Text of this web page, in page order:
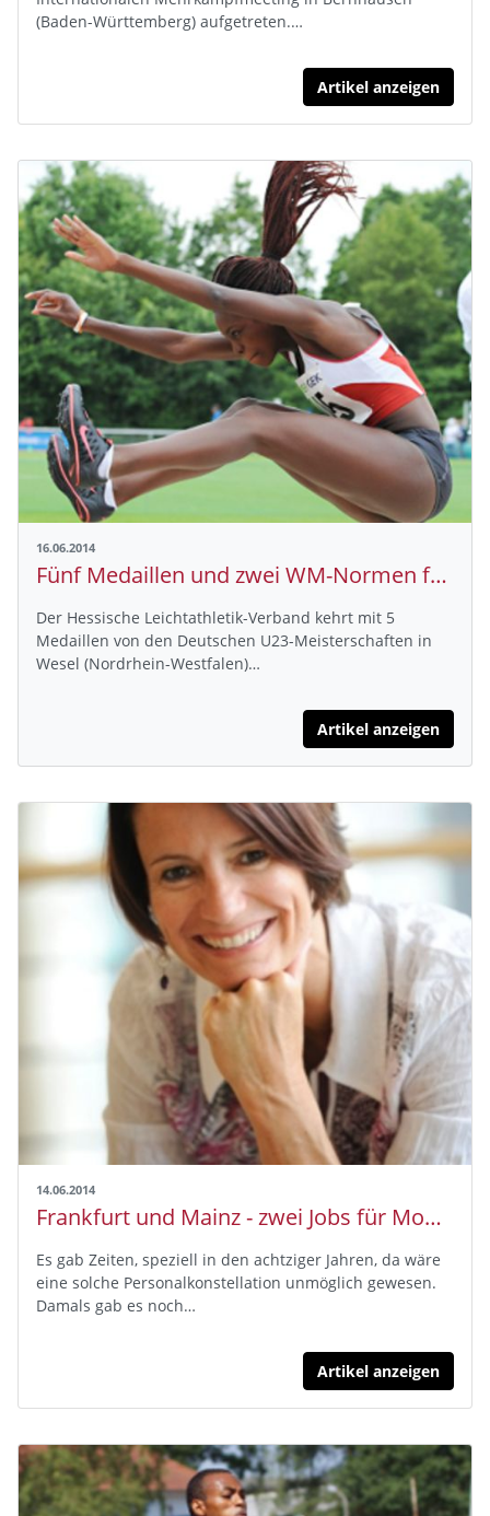
(Baden-Württemberg) aufgetreten.…
Artikel anzeigen
16.06.2014
Fünf Medaillen und zwei WM-Normen für hessische Athleten bei U23-DM
Der Hessische Leichtathletik-Verband kehrt mit 5
Medaillen von den Deutschen U23-Meisterschaften in
Wesel (Nordrhein-Westfalen)…
Artikel anzeigen
14.06.2014
Frankfurt und Mainz - zwei Jobs für Mona Steigauf
Es gab Zeiten, speziell in den achtziger Jahren, da wäre
eine solche Personalkonstellation unmöglich gewesen.
Damals gab es noch…
Artikel anzeigen